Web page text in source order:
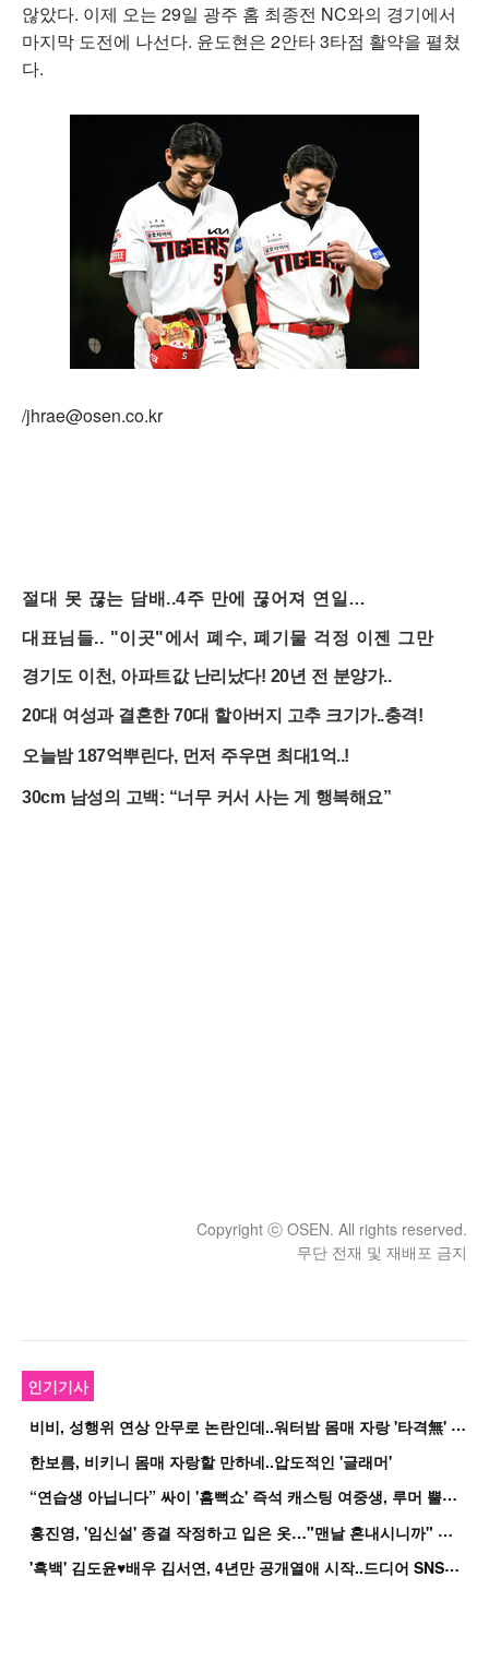
않았다. 이제 오는 29일 광주 홈 최종전 NC와의 경기에서
마지막 도전에 나선다. 윤도현은 2안타 3타점 활약을 펼쳤
다.
/jhrae@osen.co.kr
Copyright ⓒ OSEN. All rights reserved.
무단 전재 및 재배포 금지
인기기사
비
비, 성행위 연상 안무로 논란인데..워터밤 몸매 자랑 '타격無' 근황
한보름, 비키니 몸매 자랑할 만하네..압도적인 '글래머'
“
연습생 아닙니다” 싸이 '흠뻑쇼' 즉석 캐스팅 여중생, 루머 뿔났다[Oh!쎈 이...
홍
진영, '임신설' 종결 작정하고 입은 옷…"맨날 혼내시니까" 억울
'
흑백' 김도윤♥배우 김서연, 4년만 공개열애 시작..드디어 SNS에 노출 [핫피...